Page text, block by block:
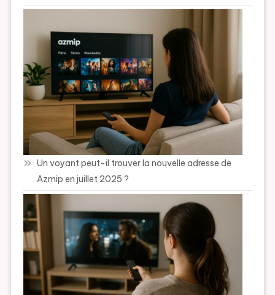
Un voyant peut-il trouver la nouvelle adresse de
Azmip en juillet 2025 ?